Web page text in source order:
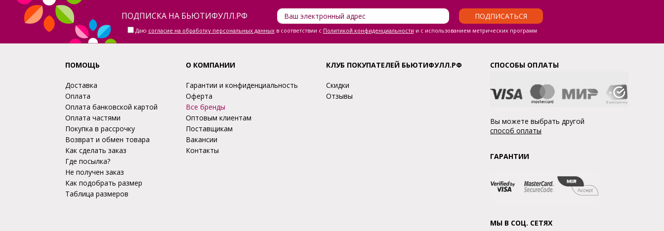
ПОДПИСКА НА БЬЮТИФУЛЛ.РФ ПОДПИСАТЬСЯ
Даю согласие на обработку персональных данныхв соответствии с Политикой конфиденциальности и с использованием метрических программ
ПОМОЩЬ
Доставка
Оплата
Оплата банковской картой
Оплата частями
Покупка в рассрочку
Возврат и обмен товара
Как сделать заказ
Где посылка?
Не получен заказ
Как подобрать размер
Таблица размеров
О КОМПАНИИ
Гарантии и конфиденциальность
Оферта
Все бренды
Оптовым клиентам
Поставщикам
Вакансии
Контакты
КЛУБ ПОКУПАТЕЛЕЙ БЬЮТИФУЛЛ.РФ
Скидки
Отзывы
СПОСОБЫ ОПЛАТЫ
Вы можете выбрать другой
способ оплаты
ГАРАНТИИ
МЫ В СОЦ. СЕТЯХ